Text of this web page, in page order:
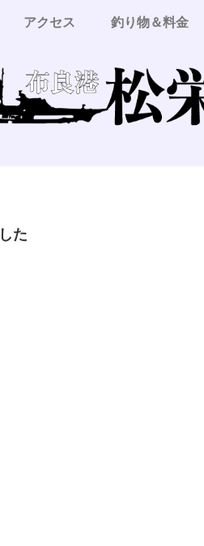
アクセス 釣り物＆料金
た